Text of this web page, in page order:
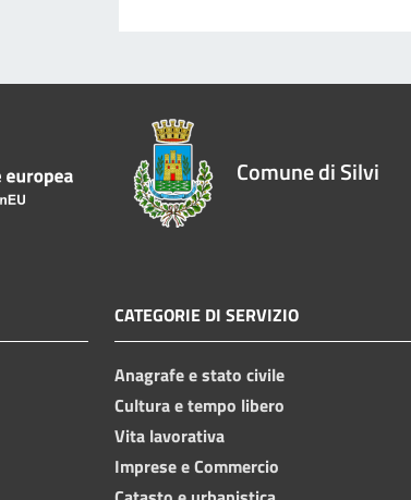
Comune di Silvi
CATEGORIE DI SERVIZIO
Anagrafe e stato civile
Cultura e tempo libero
Vita lavorativa
Imprese e Commercio